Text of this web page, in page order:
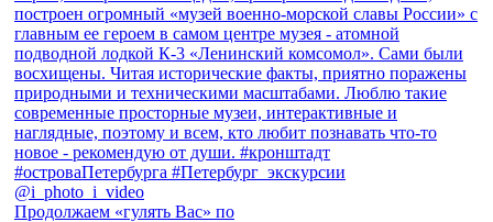
Продолжаем «гулять Вас» по